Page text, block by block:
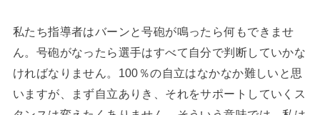
私たち指導者はバーンと号砲が鳴ったら何もできませ
ん。号砲がなったら選手はすべて自分で判断していかな
ければなりません。100％の自立はなかなか難しいと思
いますが、まず自立ありき、それをサポートしていくス